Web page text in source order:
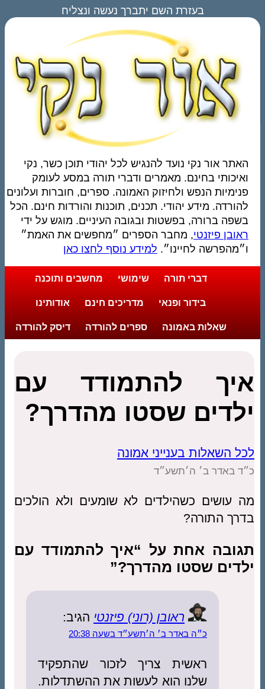
בעזרת השם יתברך נעשה ונצליח
האתר אור נקי נועד להנגיש לכל יהודי תוכן כשר, נקי
ואיכותי בחינם. מאמרים ודברי תורה במסע לעומק
פנימיות הנפש ולחיזוק האמונה. ספרים, חוברות ועלונים
להורדה. מידע יהודי. תכנים, תוכנות והורדות חינם. הכל
בשפה ברורה, בפשטות ובגובה העיניים. מוגש על ידי
ראובן פיזנטי, מחבר הספרים ״מחפשים את האמת״
ו״מהפרשה לחיינו״. למידע נוסף לחצו כאן
דברי תורה שימושי מחשבים ותוכנה
בידור ופנאי מדריכים חינם אודותינו
שאלות באמונה ספרים להורדה דיסק להורדה
איך להתמודד עם
ילדים שסטו מהדרך?
לכל השאלות בענייני אמונה
כ״ד באדר ב׳ ה׳תשע״ד
מה עושים כשהילדים לא שומעים ולא הולכים
בדרך התורה?
תגובה אחת על “איך להתמודד עם
ילדים שסטו מהדרך?”
ראובן (רוני) פיזנטי הגיב:
כ״ה באדר ב׳ ה׳תשע״ד בשעה 20:38
ראשית צריך לזכור שהתפקיד
שלנו הוא לעשות את ההשתדלות.